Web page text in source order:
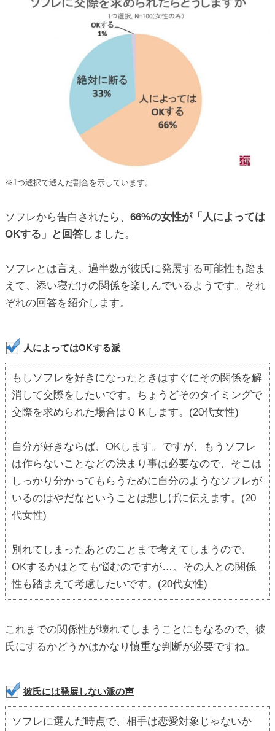
※1つ選択で選んだ割合を示しています。
ソフレから告白されたら、 66%の女性が「人によっては
OKする」と回答しました。
ソフレとは言え、過半数が彼氏に発展する可能性も踏ま
えて、添い寝だけの関係を楽しんでいるようです。それ
ぞれの回答を紹介します。
人によってはOKする派
もしソフレを好きになったときはすぐにその関係を解
消して交際をしたいです。ちょうどそのタイミングで
交際を求められた場合はＯＫします。(20代女性)
自分が好きならば、OKします。ですが、もうソフレ
は作らないことなどの決まり事は必要なので、そこは
しっかり分かってもらうために自分のようなソフレが
いるのはやだなということは悲しげに伝えます。(20
代女性)
別れてしまったあとのことまで考えてしまうので、
OKするかはとても悩むのですが…。その人との関係
性も踏まえて考慮したいです。(20代女性)
これまでの関係性が壊れてしまうことにもなるので、彼
氏にするかどうかはかなり慎重な判断が必要ですね。
彼氏には発展しない派の声
ソフレに選んだ時点で、相手は恋愛対象じゃないか